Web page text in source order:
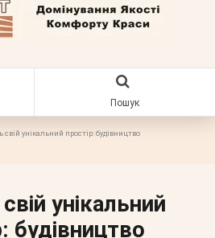
Пошук
свій унікальний простір: будівництво
унікальний
будівництво